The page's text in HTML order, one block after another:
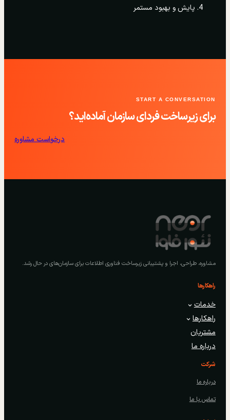
پایش و بهبود مستمر
START A CONVERSATION
برای زیرساخت فردای سازمان آماده‌اید؟
درخواست مشاوره
مشاوره، طراحی، اجرا و پشتیبانی زیرساخت فناوری اطلاعات برای سازمان‌های در حال رشد.
راهکارها
خدمات
راهکارها
مشتریان
درباره ما
شرکت
درباره ما
تماس با ما